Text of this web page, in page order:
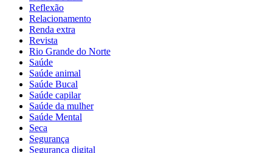
Reflexão
Relacionamento
Renda extra
Revista
Rio Grande do Norte
Saúde
Saúde animal
Saúde Bucal
Saúde capilar
Saúde da mulher
Saúde Mental
Seca
Segurança
Segurança digital